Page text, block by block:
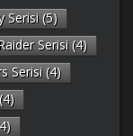
Serisi (5)
Serisi (4)
Serisi (4)
(4)